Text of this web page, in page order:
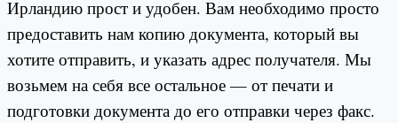
Ирландию прост и удобен. Вам необходимо просто
предоставить нам копию документа, который вы
хотите отправить, и указать адрес получателя. Мы
возьмем на себя все остальное — от печати и
подготовки документа до его отправки через факс.